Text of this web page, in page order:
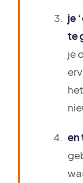
je
te
je
en